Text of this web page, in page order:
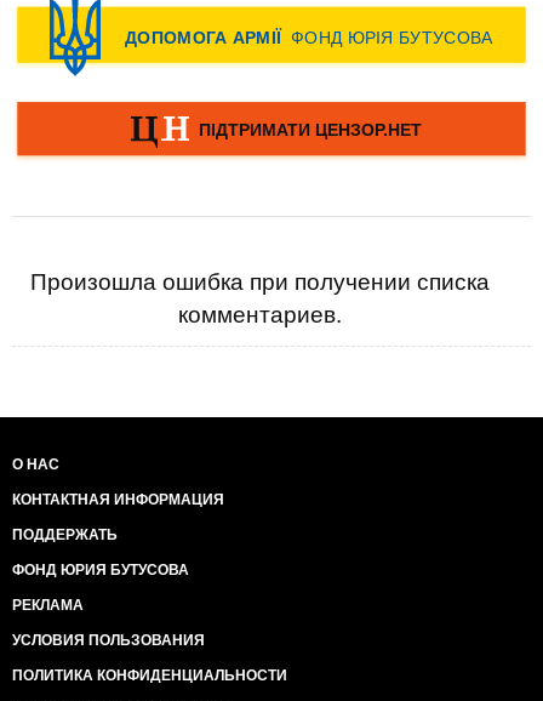
Произошла ошибка при получении списка
комментариев.
О НАС
КОНТАКТНАЯ ИНФОРМАЦИЯ
ПОДДЕРЖАТЬ
ФОНД ЮРИЯ БУТУСОВА
РЕКЛАМА
УСЛОВИЯ ПОЛЬЗОВАНИЯ
ПОЛИТИКА КОНФИДЕНЦИАЛЬНОСТИ